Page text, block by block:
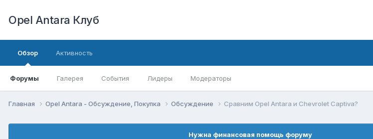
Opel Antara Клуб
Обзор
Форумы Галерея События Лидеры Модераторы
Активность
Главная Opel Antara - Обсуждение, Покупка Обсуждение Сравним Opel Antara и Chevrolet Captiva?
Нужна финансовая помощь форуму